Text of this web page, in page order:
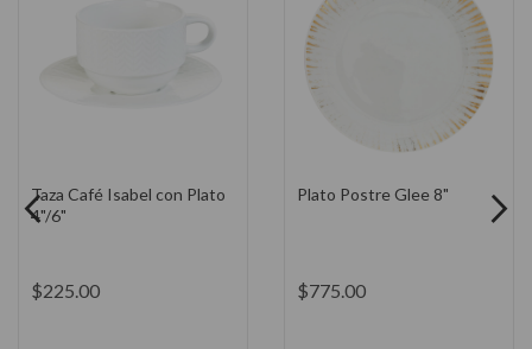
Tazón con Pie Sedona 10"
$1,200.00
Christian Fuente de Servir
$1,175.00